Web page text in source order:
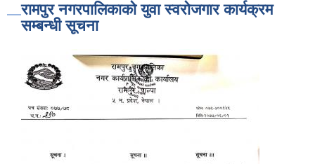
रामपुर नगरपालिकाको युवा स्वरोजगार कार्यक्रम
सम्बन्धी सूचना